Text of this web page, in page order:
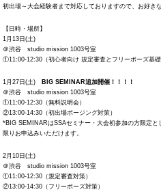
初出場～大会経験者まで対応しておりますので、お好き
【日時・場所】
1月13日(土)
＠渋谷 studio mission 1003号室
①11:00-12:30（初心者向け 規定審査とフリーポーズ基礎
1月27日(土)
BIG SEMINAR追加開催！！！！
＠渋谷 studio mission 1003号室
①11:00-12:30（無料説明会）
②13:00-14:30（初出場ポージング対策）
*BIG SEMINARはSSAセミナー・大会初参加の方限定
限りお申込みいただけます。
2月10日(土)
＠渋谷 studio mission 1003号室
①11:00-12:30（規定審査対策）
②13:00-14:30（フリーポーズ対策）